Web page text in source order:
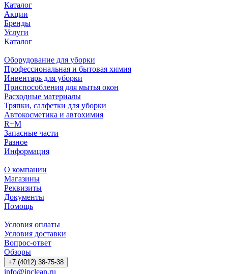
Каталог
Акции
Бренды
Услуги
Каталог
Оборудование для уборки
Профессиональная и бытовая химия
Инвентарь для уборки
Приспособления для мытья окон
Расходные материалы
Тряпки, салфетки для уборки
Автокосметика и автохимия
R+M
Запасные части
Разное
Информация
О компании
Магазины
Реквизиты
Документы
Помощь
Условия оплаты
Условия доставки
Вопрос-ответ
Обзоры
+7 (4012) 38-75-38
info@ipclean.ru